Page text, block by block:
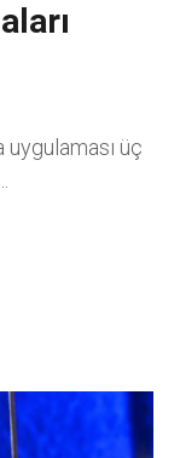
uygulaması üç